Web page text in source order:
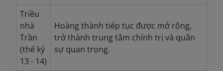
Triều
nhà
Trần
(thế kỷ
13 - 14)
Hoàng thành tiếp tục được mở rộng,
trở thành trung tâm chính trị và quân
sự quan trọng.